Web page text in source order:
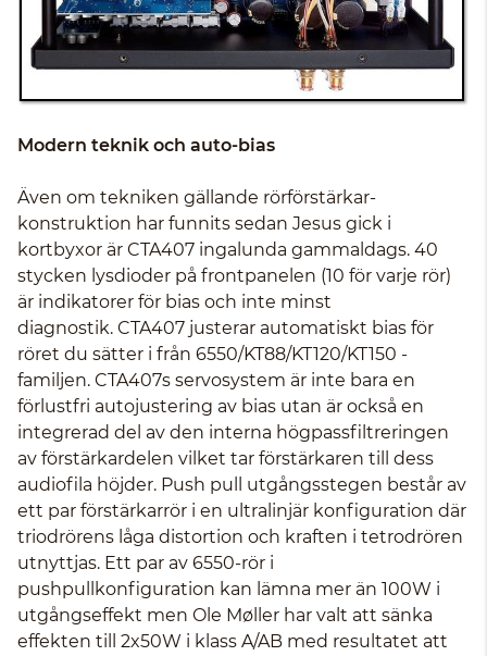
Modern teknik och auto-bias
Även om tekniken gällande rörförstärkar-
konstruktion har funnits sedan Jesus gick i
kortbyxor är CTA407 ingalunda gammaldags. 40
stycken lysdioder på frontpanelen (10 för varje rör)
är indikatorer för bias och inte minst
diagnostik. CTA407 justerar automatiskt bias för
röret du sätter i från 6550/KT88/KT120/KT150 -
familjen. CTA407s servosystem är inte bara en
förlustfri autojustering av bias utan är också en
integrerad del av den interna högpassfiltreringen
av förstärkardelen vilket tar förstärkaren till dess
audiofila höjder. Push pull utgångsstegen består av
ett par förstärkarrör i en ultralinjär konfiguration där
triodrörens låga distortion och kraften i tetrodrören
utnyttjas. Ett par av 6550-rör i
pushpullkonfiguration kan lämna mer än 100W i
utgångseffekt men Ole Møller har valt att sänka
effekten till 2x50W i klass A/AB med resultatet att